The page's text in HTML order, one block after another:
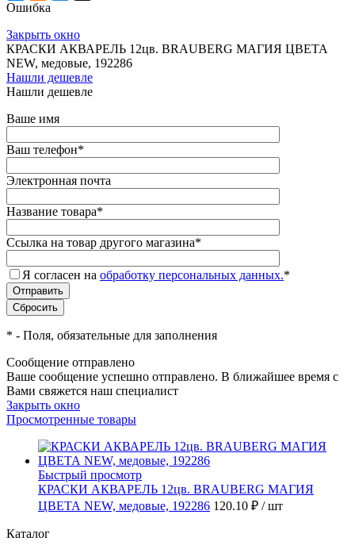
Ошибка
Закрыть окно
КРАСКИ АКВАРЕЛЬ 12цв. BRAUBERG МАГИЯ ЦВЕТА
NEW, медовые, 192286
Нашли дешевле
Нашли дешевле
Ваше имя
Ваш телефон*
Электронная почта
Название товара*
Ссылка на товар другого магазина*
Я согласен на обработку персональных данных.*
* - Поля, обязательные для заполнения
Сообщение отправлено
Ваше сообщение успешно отправлено. В ближайшее время с
Вами свяжется наш специалист
Закрыть окно
Просмотренные товары
Быстрый просмотр
КРАСКИ АКВАРЕЛЬ 12цв. BRAUBERG МАГИЯ
ЦВЕТА NEW, медовые, 192286 120.10 ₽ / шт
Каталог